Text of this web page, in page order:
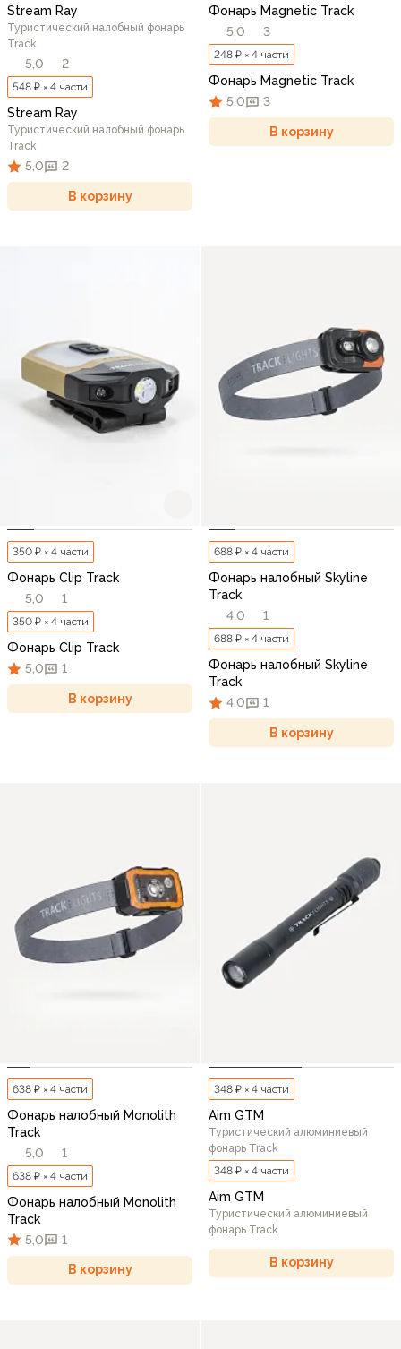
Stream Ray
Туристический налобный фонарь
Track
5,0 2
548 ₽ × 4 части
Stream Ray
Туристический налобный фонарь
Track
5,0 2
В корзину
Фонарь Magnetic Track
5,0
3
248 ₽ × 4 части
Фонарь Magnetic Track
5,0
3
В корзину
350 ₽ × 4 части
Фонарь Clip Track
5,0
1
350 ₽ × 4 части
Фонарь Clip Track
5,0
1
В корзину
688 ₽ × 4 части
Фонарь налобный Skyline
Track
4,0
1
688 ₽ × 4 части
Фонарь налобный Skyline
Track
4,0
1
В корзину
638 ₽ × 4 части
Фонарь налобный Monolith
Track
5,0
1
638 ₽ × 4 части
Фонарь налобный Monolith
Track
5,0
1
В корзину
348 ₽ × 4 части
Aim GTM
Туристический алюминиевый
фонарь Track
348 ₽ × 4 части
Aim GTM
Туристический алюминиевый
фонарь Track
В корзину